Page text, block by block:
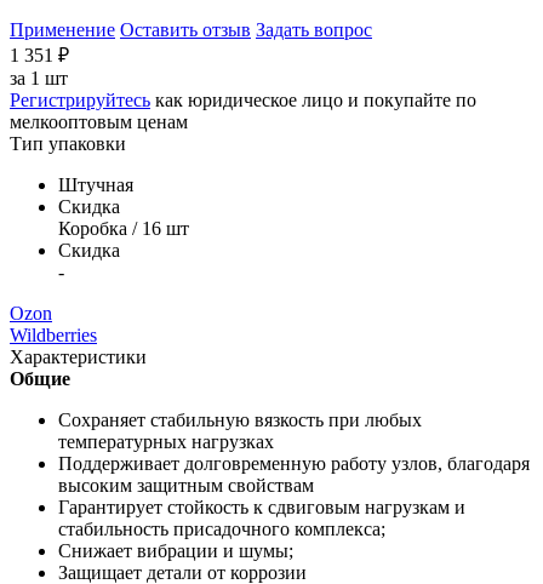
Применение Оставить отзыв Задать вопрос
1 351 ₽
за 1 шт
Регистрируйтесь как юридическое лицо и покупайте по
мелкооптовым ценам
Тип упаковки
Штучная
Скидка
Коробка / 16 шт
Скидка
-
Ozon
Wildberries
Характеристики
Общие
Сохраняет стабильную вязкость при любых
температурных нагрузках
Поддерживает долговременную работу узлов, благодаря
высоким защитным свойствам
Гарантирует стойкость к сдвиговым нагрузкам и
стабильность присадочного комплекса;
Снижает вибрации и шумы;
Защищает детали от коррозии